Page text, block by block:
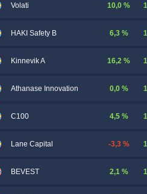
Volati 10,0 %
HAKI Safety B 6,3 %
Kinnevik A 16,2 %
Athanase Innovation 0,0 %
C100 4,5 %
Lane Capital -3,3 %
BEVEST 2,1 %